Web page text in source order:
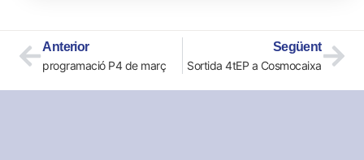
Anterior
programació P4 de març
Següent
Sortida 4tEP a Cosmocaixa